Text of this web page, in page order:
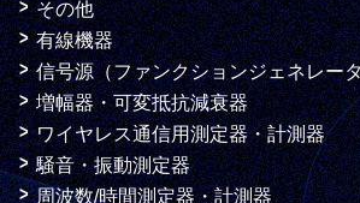
その他
有線機器
信号源（ファンクションジェネレー
増幅器・可変抵抗減衰器
ワイヤレス通信用測定器・計測器
騒音・振動測定器
周波数/時間測定器・計測器